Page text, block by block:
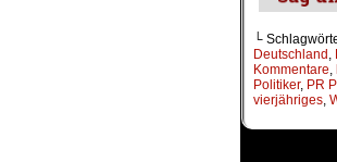
└
Deutschland ,
Kommentare,
Politiker, PR
vierjähriges,